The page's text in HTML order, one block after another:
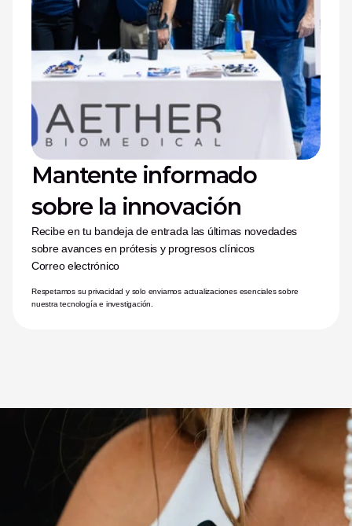
Mantente informado
sobre la innovación
Recibe en tu bandeja de entrada las últimas novedades
sobre avances en prótesis y progresos clínicos
Correo electrónico
Respetamos su privacidad y solo enviamos actualizaciones esenciales sobre
nuestra tecnología e investigación.